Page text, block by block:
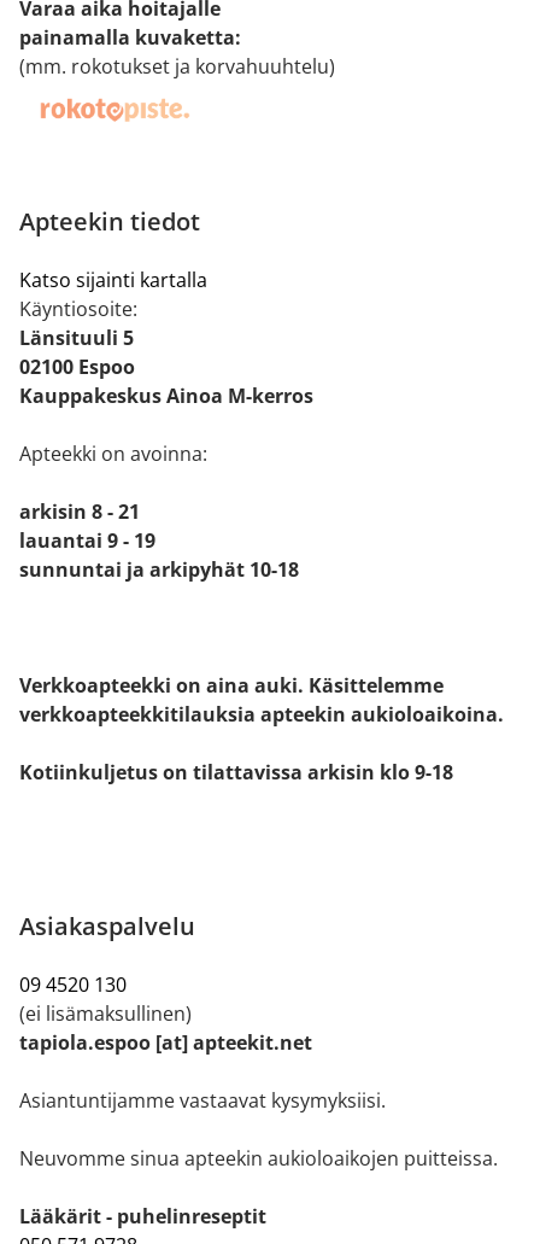
Varaa aika hoitajalle
painamalla kuvaketta:
(mm. rokotukset ja korvahuuhtelu)
Apteekin tiedot
Katso sijainti kartalla
Käyntiosoite:
Länsituuli 5
02100 Espoo
Kauppakeskus Ainoa M-kerros
Apteekki on avoinna:
arkisin 8 - 21
lauantai 9 - 19
sunnuntai ja arkipyhät 10-18
Verkkoapteekki on aina auki. Käsittelemme
verkkoapteekkitilauksia apteekin aukioloaikoina.
Kotiinkuljetus on tilattavissa arkisin klo 9-18
Asiakaspalvelu
09 4520 130
(ei lisämaksullinen)
tapiola.espoo [at] apteekit.net
Asiantuntijamme vastaavat kysymyksiisi.
Neuvomme sinua apteekin aukioloaikojen puitteissa.
Lääkärit - puhelinreseptit